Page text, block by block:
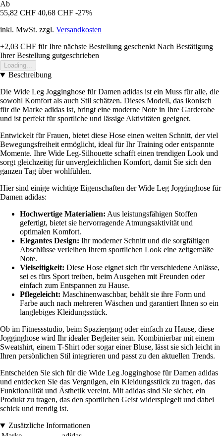
Ab
55,82 CHF 40,68 CHF -27%
inkl. MwSt. zzgl. Versandkosten
+2,03 CHF für Ihre nächste Bestellung geschenkt Nach Bestätigung
Ihrer Bestellung gutgeschrieben
Loading...
Beschreibung
Die Wide Leg Jogginghose für Damen adidas ist ein Muss für alle, die
sowohl Komfort als auch Stil schätzen. Dieses Modell, das ikonisch
für die Marke adidas ist, bringt eine moderne Note in Ihre Garderobe
und ist perfekt für sportliche und lässige Aktivitäten geeignet.
Entwickelt für Frauen, bietet diese Hose einen weiten Schnitt, der viel
Bewegungsfreiheit ermöglicht, ideal für Ihr Training oder entspannte
Momente. Ihre Wide Leg-Silhouette schafft einen trendigen Look und
sorgt gleichzeitig für unvergleichlichen Komfort, damit Sie sich den
ganzen Tag über wohlfühlen.
Hier sind einige wichtige Eigenschaften der Wide Leg Jogginghose für
Damen adidas:
Hochwertige Materialien: Aus leistungsfähigen Stoffen
gefertigt, bietet sie hervorragende Atmungsaktivität und
optimalen Komfort.
Elegantes Design: Ihr moderner Schnitt und die sorgfältigen
Abschlüsse verleihen Ihrem sportlichen Look eine zeitgemäße
Note.
Vielseitigkeit: Diese Hose eignet sich für verschiedene Anlässe,
sei es fürs Sport treiben, beim Ausgehen mit Freunden oder
einfach zum Entspannen zu Hause.
Pflegeleicht: Maschinenwaschbar, behält sie ihre Form und
Farbe auch nach mehreren Wäschen und garantiert Ihnen so ein
langlebiges Kleidungsstück.
Ob im Fitnessstudio, beim Spaziergang oder einfach zu Hause, diese
Jogginghose wird Ihr idealer Begleiter sein. Kombinierbar mit einem
Sweatshirt, einem T-Shirt oder sogar einer Bluse, lässt sie sich leicht in
Ihren persönlichen Stil integrieren und passt zu den aktuellen Trends.
Entscheiden Sie sich für die Wide Leg Jogginghose für Damen adidas
und entdecken Sie das Vergnügen, ein Kleidungsstück zu tragen, das
Funktionalität und Ästhetik vereint. Mit adidas sind Sie sicher, ein
Produkt zu tragen, das den sportlichen Geist widerspiegelt und dabei
schick und trendig ist.
Zusätzliche Informationen